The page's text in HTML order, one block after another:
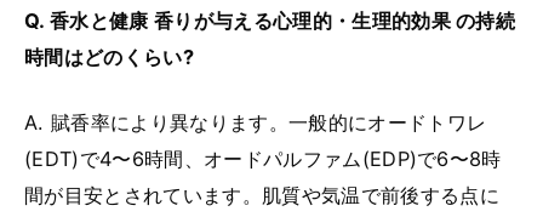
Q. 香水と健康 香りが与える心理的・生理的効果 の持続
時間はどのくらい?
A. 賦香率により異なります。一般的にオードトワレ
(EDT)で4〜6時間、オードパルファム(EDP)で6〜8時
間が目安とされています。肌質や気温で前後する点に